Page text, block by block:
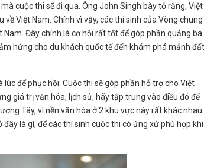
cuộc thi sẽ đi qua. Ông John Singh bày tỏ rằng, Việt
Việt Nam. Chính vì vậy, các thí sinh của Vòng chung
Đây chính là cơ hội rất tốt để góp phần quảng bá
hứng cho du khách quốc tế đến khám phá mảnh đất
để phục hồi. Cuộc thi sẽ góp phần hỗ trợ cho Việt
giá trị văn hóa, lịch sử, hãy tập trung vào điều đó để
Tây, vì nền văn hóa ở 2 khu vực này rất khác nhau.
là gì, để các thí sinh cuộc thi có ứng xử phù hợp khi